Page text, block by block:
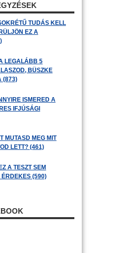
TUDÁS KELL
EZ A
LEGALÁBB 5
BÜSZKE
(873)
ISMERED A
IFJÚSÁGI
MUTASD MEG MIT
LETT? (461)
A TESZT SEM
ÉRDEKES (590)